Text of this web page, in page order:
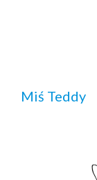
Miś Teddy